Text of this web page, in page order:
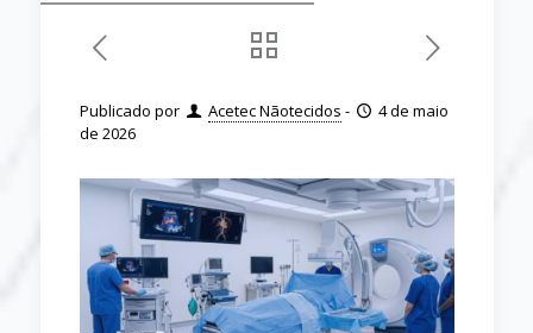
Publicado por Acetec Nãotecidos -
4 de maio
de 2026